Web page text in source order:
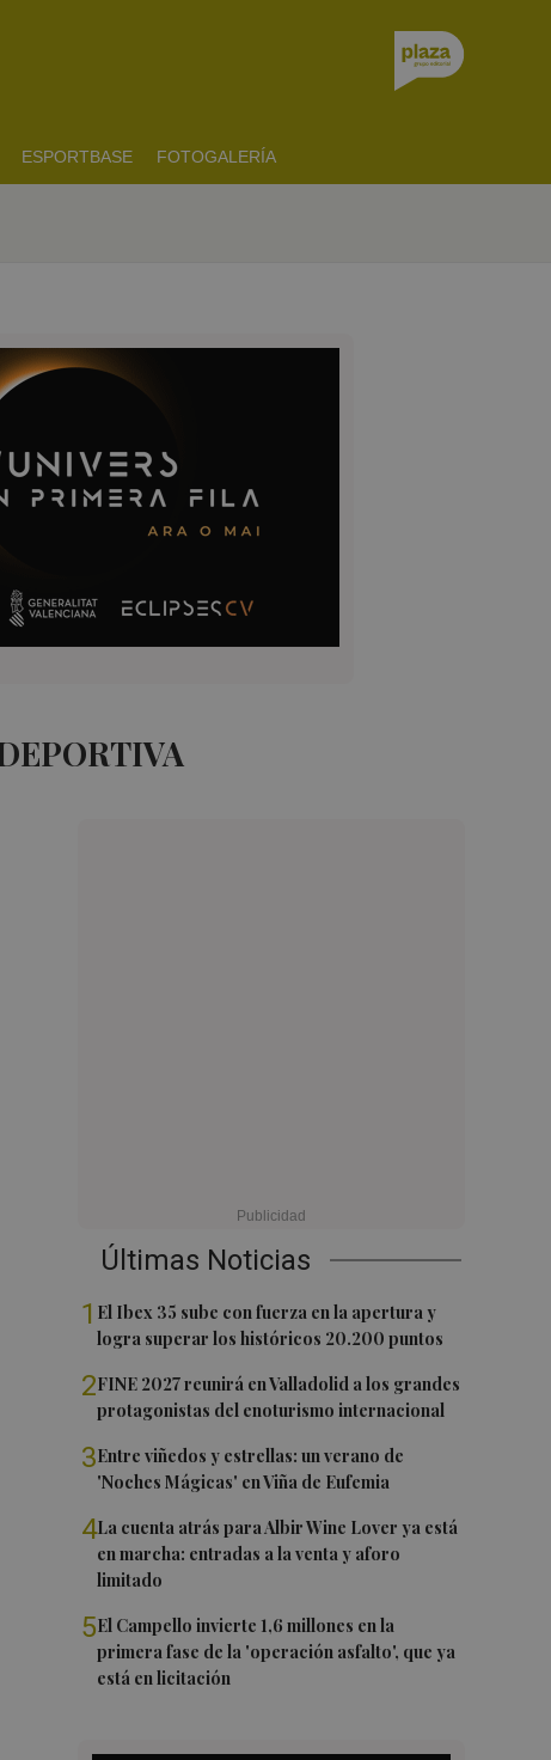
ESPORTBASE FOTOGALERÍA
Últimas Noticias
1 El Ibex 35 sube con fuerza en la apertura y
logra superar los históricos 20.200 puntos
2FINE 2027 reunirá en Valladolid a los grandes
protagonistas del enoturismo internacional
3Entre viñedos y estrellas: un verano de
'Noches Mágicas' en Viña de Eufemia
4La cuenta atrás para Albir Wine Lover ya está
en marcha: entradas a la venta y aforo
limitado
5El Campello invierte 1,6 millones en la
primera fase de la 'operación asfalto', que ya
está en licitación